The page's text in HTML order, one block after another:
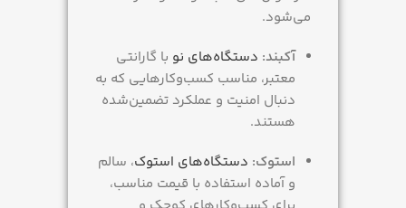
می‌شود.
آکبند: دستگاه‌های نو با گارانتی
معتبر، مناسب کسب‌وکارهایی که به
دنبال امنیت و عملکرد تضمین‌شده
هستند.
استوک: دستگاه‌های استوک، سالم
و آماده استفاده با قیمت مناسب،